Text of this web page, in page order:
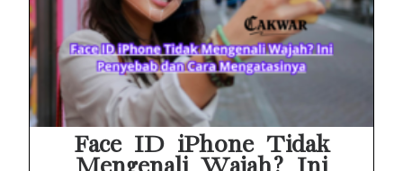
Face ID iPhone Tidak